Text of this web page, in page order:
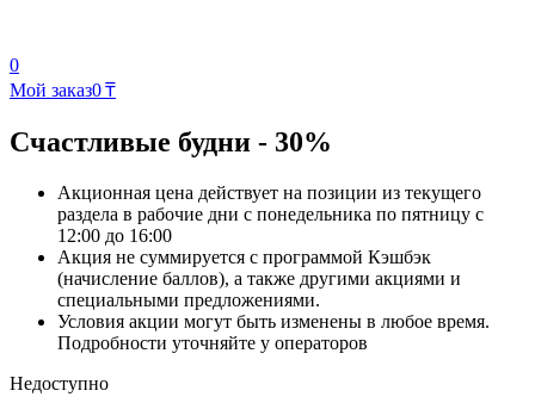
0
Мой заказ0 ₸
Счастливые будни - 30%
Акционная цена действует на позиции из текущего
раздела в рабочие дни с понедельника по пятницу с
12:00 до 16:00
Акция не суммируется с программой Кэшбэк
(начисление баллов), а также другими акциями и
специальными предложениями.
Условия акции могут быть изменены в любое время.
Подробности уточняйте у операторов
Недоступно